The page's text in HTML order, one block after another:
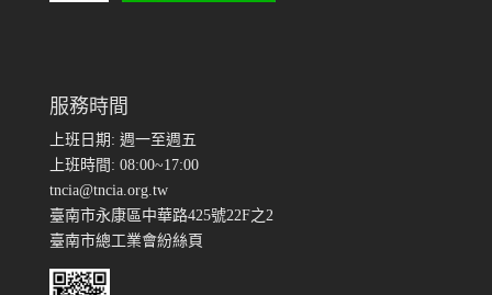
服務時間
上班日期: 週一至週五
上班時間: 08:00~17:00
tncia@tncia.org.tw
臺南市永康區中華路425號22F之2
臺南市總工業會紛絲頁